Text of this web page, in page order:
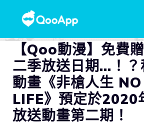
【Qoo動漫】免費
二季放送日期…！？
動畫《非槍人生
LIFE》預定於2020
放送動畫第二期！